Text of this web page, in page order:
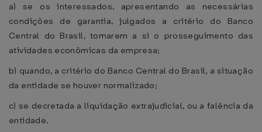
a) se os interessados, apresentando as necessárias
condições de garantia, julgados a critério do Banco
Central do Brasil, tomarem a si o prosseguimento das
atividades econômicas da empresa;
b) quando, a critério do Banco Central do Brasil, a situação
da entidade se houver normalizado;
c) se decretada a liquidação extrajudicial, ou a falência da
entidade.